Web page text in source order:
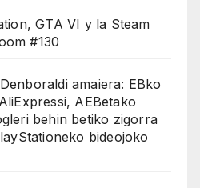
GTA VI y la Steam
#130
amaiera: EBko
AEBetako
behin betiko zigorra
bideojoko